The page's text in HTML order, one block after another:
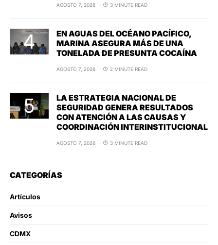
AGOSTO 7, 2026 3 MINUTE READ
EN AGUAS DEL OCÉANO PACÍFICO,
MARINA ASEGURA MÁS DE UNA
TONELADA DE PRESUNTA COCAÍNA
AGOSTO 7, 2026 2 MINUTE READ
LA ESTRATEGIA NACIONAL DE
SEGURIDAD GENERA RESULTADOS
CON ATENCIÓN A LAS CAUSAS Y
COORDINACIÓN INTERINSTITUCIONAL
AGOSTO 7, 2026 3 MINUTE READ
CATEGORÍAS
Artículos
Avisos
CDMX